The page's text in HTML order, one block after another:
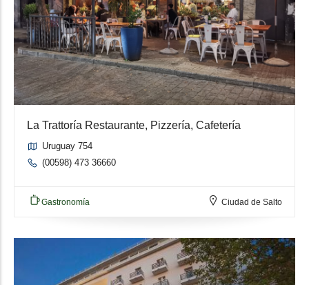
La Trattoría Restaurante, Pizzería, Cafetería
Uruguay 754
(00598) 473 36660
Gastronomía Ciudad de Salto